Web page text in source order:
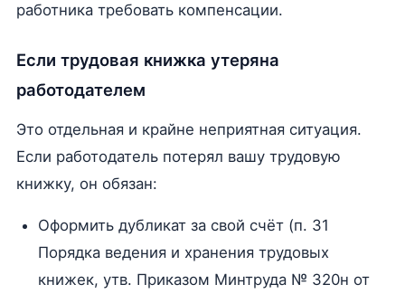
работника требовать компенсации.
Если трудовая книжка утеряна
работодателем
Это отдельная и крайне неприятная ситуация.
Если работодатель потерял вашу трудовую
книжку, он обязан:
Оформить дубликат за свой счёт (п. 31
Порядка ведения и хранения трудовых
книжек, утв. Приказом Минтруда № 320н от